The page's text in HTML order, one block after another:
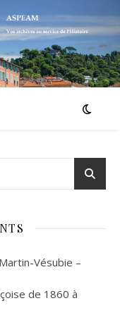
Vésubie –
de 1860 à